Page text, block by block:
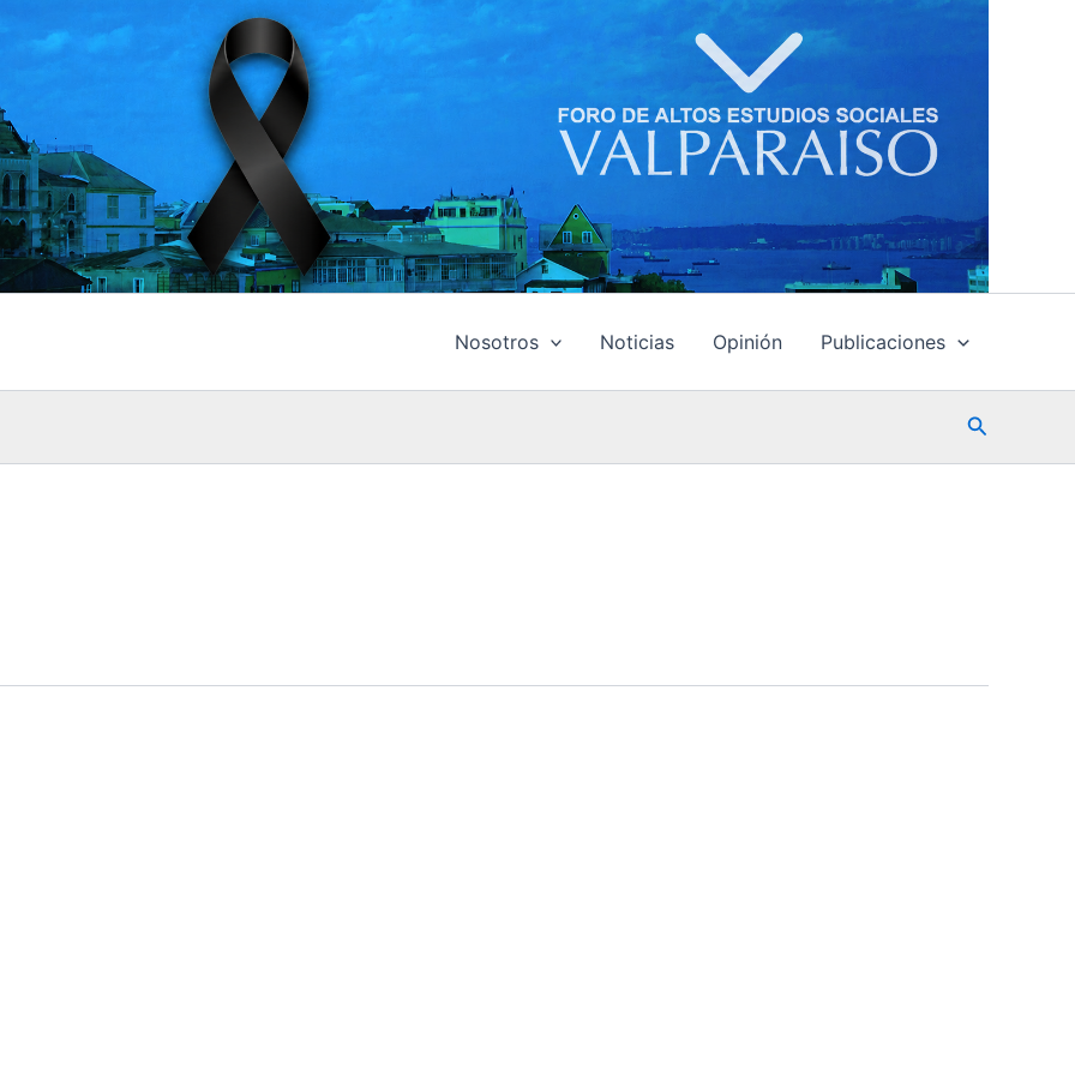
Nosotros Noticias Opinión Publicaciones
Buscar